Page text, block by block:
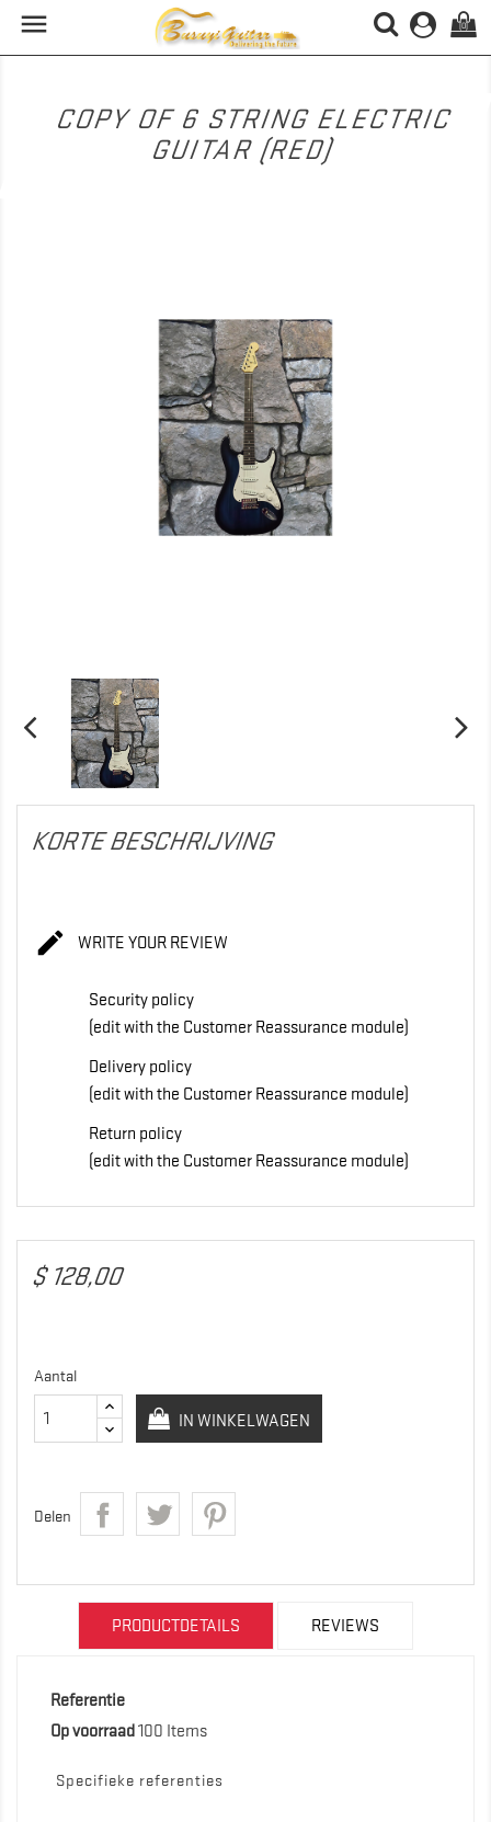
 (0)
COPY OF 6 STRING ELECTRIC
GUITAR (RED)
KORTE BESCHRIJVING
 WRITE YOUR REVIEW
Security policy
(edit with the Customer Reassurance module)
Delivery policy
(edit with the Customer Reassurance module)
Return policy
(edit with the Customer Reassurance module)
$ 128,00
Aantal
IN WINKELWAGEN
Delen
PRODUCTDETAILS REVIEWS
Referentie
Op voorraad100 Items
Specifieke referenties